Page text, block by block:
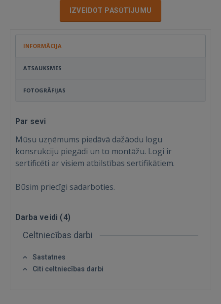
Ienākt
IZVEIDOT PASŪTĪJUMU
INFORMĀCIJA
ATSAUKSMES
FOTOGRĀFIJAS
Par sevi
Mūsu uzņēmums piedāvā dažāodu logu
konsrukciju piegādi un to montāžu. Logi ir
sertificēti ar visiem atbilstības sertifikātiem.
Būsim priecīgi sadarboties.
Darba veidi (4)
Celtniecības darbi
Sastatnes
Citi celtniecības darbi